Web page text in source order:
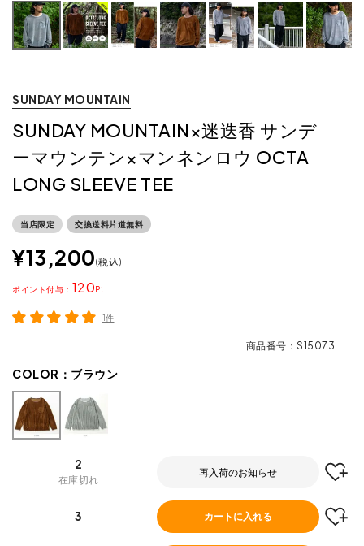
SUNDAY MOUNTAIN
SUNDAY MOUNTAIN×迷迭香 サンデ
ーマウンテン×マンネンロウ OCTA
LONG SLEEVE TEE
当店限定 交換送料片道無料
¥13,200 税込
120
ポイント
1件
商品番号 S15073
COLOR： ブラウン
2
在庫切れ
再入荷のお知らせ
3 カートに入れる